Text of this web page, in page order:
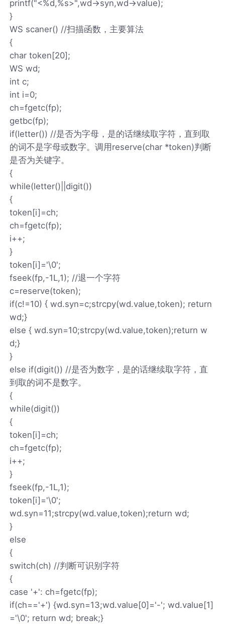
printf("<%d,%s>",wd->syn,wd->value);
}
WS scaner() //扫描函数，主要算法
{
char token[20];
WS wd;
int c;
int i=0;
ch=fgetc(fp);
getbc(fp);
if(letter()) //是否为字母，是的话继续取字符，直到取
的词不是字母或数字。调用reserve(char *token)判断
是否为关键字。
{
while(letter()||digit())
{
token[i]=ch;
ch=fgetc(fp);
i++;
}
token[i]='\0';
fseek(fp,-1L,1); //退一个字符
c=reserve(token);
if(c!=10) { wd.syn=c;strcpy(wd.value,token); return
wd;}
else { wd.syn=10;strcpy(wd.value,token);return w
d;}
}
else if(digit()) //是否为数字，是的话继续取字符，直
到取的词不是数字。
{
while(digit())
{
token[i]=ch;
ch=fgetc(fp);
i++;
}
fseek(fp,-1L,1);
token[i]='\0';
wd.syn=11;strcpy(wd.value,token);return wd;
}
else
{
switch(ch) //判断可识别字符
{
case '+': ch=fgetc(fp);
if(ch=='+') {wd.syn=13;wd.value[0]='-'; wd.value[1]
='\0'; return wd; break;}